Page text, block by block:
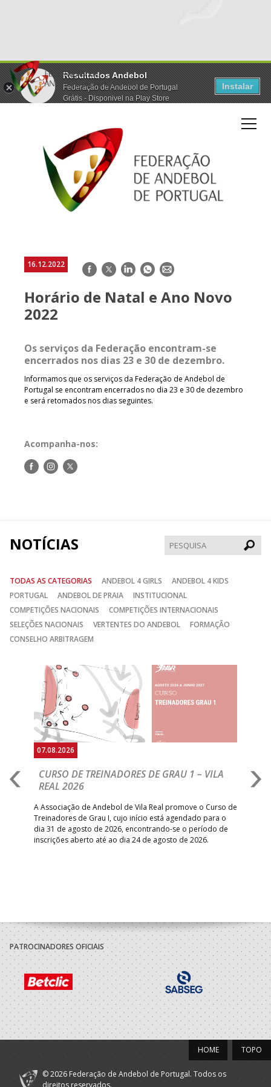
Resultados Andebol
Federação de Andebol de Portugal
Grátis - Disponivel na Play Store
Instalar
16.12.2022 Facebook
TwitterLinkedInWhatsApp
E-
Horário de Natal e Ano Novo
2022
Os serviços da Federação encontram-se
encerrados nos dias 23 e 30 de dezembro.
Informamos que os serviços da Federação de Andebol de
Portugal se encontram encerrados no dia 23 e 30 de dezembro
e será retomados nos dias seguintes.
Acompanha-nos:
Siga-Siga-Siga-
NOTÍCIAS
TODAS AS CATEGORIAS ANDEBOL 4 GIRLS
ANDEBOL 4 KIDS
PORTUGAL
ANDEBOL DE PRAIA
INSTITUCIONAL
COMPETIÇÕES NACIONAIS
COMPETIÇÕES INTERNACIONAIS
SELEÇÕES NACIONAIS
VERTENTES DO ANDEBOL
FORMAÇÃO
CONSELHO ARBITRAGEM
07.08.2026
CURSO DE TREINADORES DE GRAU 1 – VILA
REAL 2026
A Associação de Andebol de Vila Real promove o Curso de
Treinadores de Grau I, cujo início está agendado para o
dia 31 de agosto de 2026, encontrando-se o período de
inscrições aberto até ao dia 24 de agosto de 2026.
Anterior
PATROCINADORES OFICIAIS
TOPO
HOME
© 2026 Federação de Andebol de Portugal. Todos os
direitos reservados.